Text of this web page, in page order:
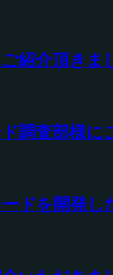
紹介頂きま
調査部様に
ドを開発し